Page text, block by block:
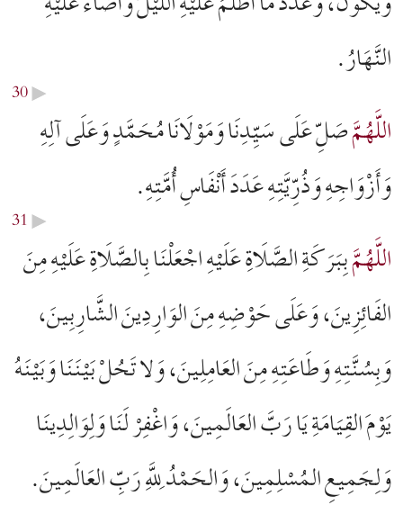
النَّهَارُ.
30▶︎
اللَّهُمَّصَلِّ عَلَى سَيِّدِنَا وَمَوْلَانَا مُحَمَّدٍ وَعَلَى آلِهِ
وَأَزْوَاجِهِ وَذُرِّيَّتِهِ عَدَدَ أَنْفَاسِ أُمَّتِهِ.
31▶︎
اللَّهُمَّبِبَرَكَةِ الصَّلَاةِ عَلَيْهِ اجْعَلْنَا بِالصَّلَاةِ عَلَيْهِ مِنَ
الفَائِزِينَ، وَعَلَى حَوْضِهِ مِنَ الوَارِدِينَ الشَّارِبِينَ،
وَبِسُنَّتِهِ وَطَاعَتِهِ مِنَ العَامِلِينَ، وَلا تَحُلْ بَيْنَنَا وَبَيْنَهُ
يَوْمَ القِيَامَةِ يَا رَبَّ العَالَمِينَ، وَاغْفِرْ لَنَا وَلِوَالِدِينَا
وَلِجَمِيعِ المُسْلِمِينَ، وَالحَمْدُ لِلَّهِ رَبِّ العَالَمِینَ.